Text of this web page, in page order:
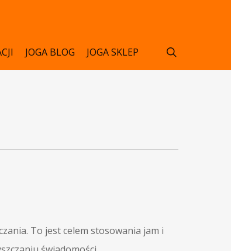
JOGA BLOG JOGA SKLEP
To jest celem stosowania jam i